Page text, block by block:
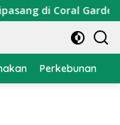
di Coral Garden
Perkebunan